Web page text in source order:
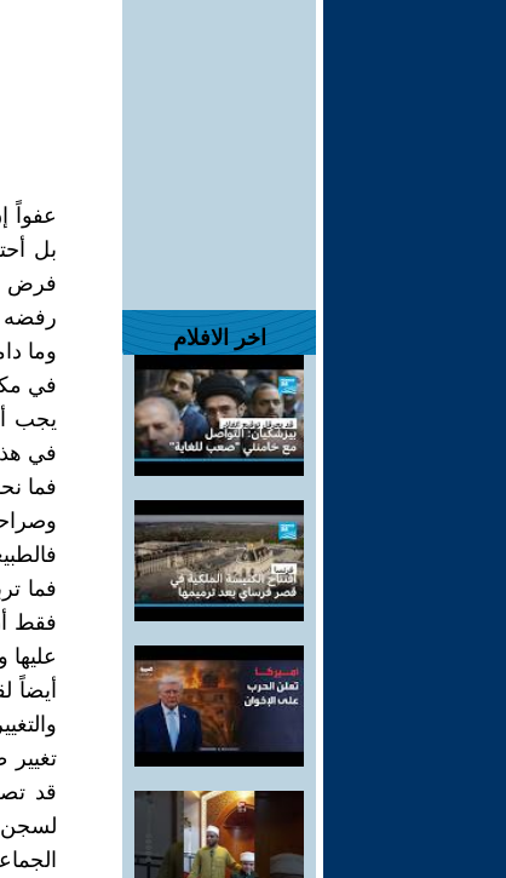
اخر الافلام
عفواً
بل
فرض
رفضه
وما
في
يجب
في
فما
فما
فقط
أيضاً
قد